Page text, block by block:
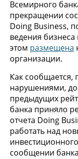
Всемирного
прекращении
Doing Business,
ведения
этом размещена
организации.
Как сообщается,
нарушениями,
предыдущих
банка приняло
отчета Doing
работать над
сообщении